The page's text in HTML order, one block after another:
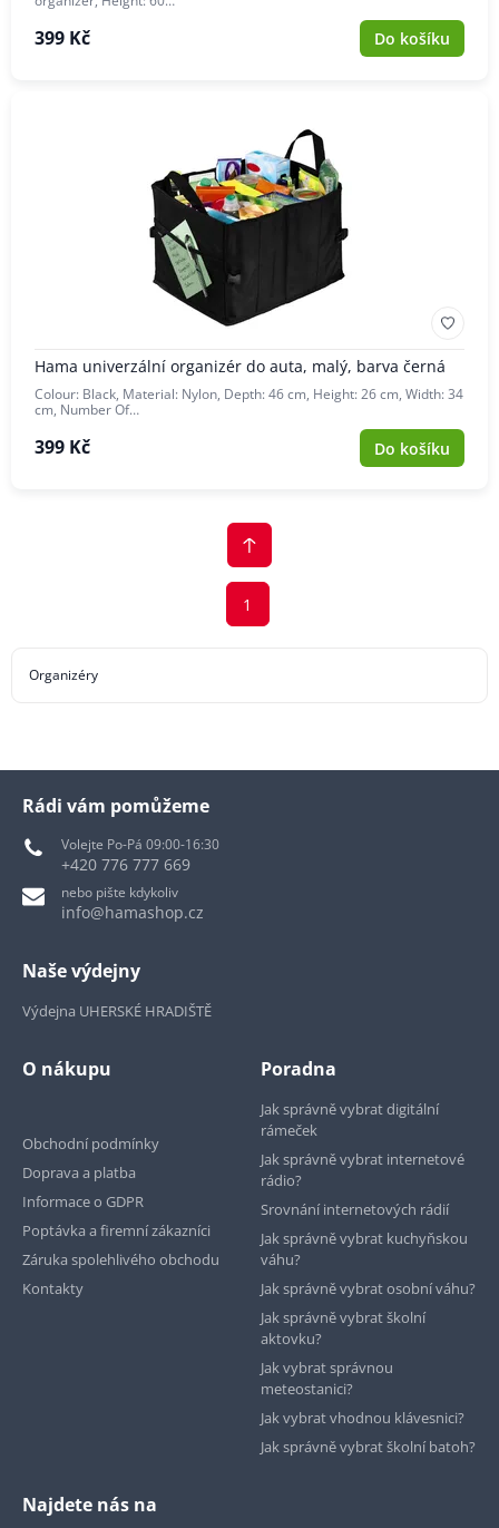
399 Kč Do košíku
Hama univerzální organizér do auta, malý, barva černá
Colour: Black, Material: Nylon, Depth: 46 cm, Height: 26 cm, Width: 34
cm, Number Of…
399 Kč Do košíku
1
Organizéry
Rádi vám pomůžeme
Volejte Po-Pá 09:00-16:30
+420 776 777 669
nebo pište kdykoliv
info@hamashop.cz
Naše výdejny
Výdejna UHERSKÉ HRADIŠTĚ
O nákupu
Obchodní podmínky
Doprava a platba
Informace o GDPR
Poptávka a firemní zákazníci
Záruka spolehlivého obchodu
Kontakty
Poradna
Jak správně vybrat digitální
rámeček
Jak správně vybrat internetové
rádio?
Srovnání internetových rádií
Jak správně vybrat kuchyňskou
váhu?
Jak správně vybrat osobní váhu?
Jak správně vybrat školní
aktovku?
Jak vybrat správnou
meteostanici?
Jak vybrat vhodnou klávesnici?
Jak správně vybrat školní batoh?
Najdete nás na